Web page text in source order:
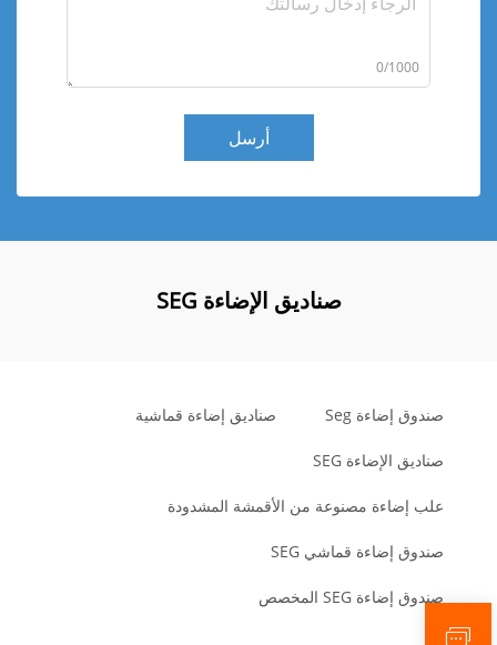
0/1000
أرسل
صناديق الإضاءة SEG
صندوق إضاءة Seg صناديق إضاءة قماشية
صناديق الإضاءة SEG
علب إضاءة مصنوعة من الأقمشة المشدودة
صندوق إضاءة قماشي SEG
صندوق إضاءة SEG المخصص